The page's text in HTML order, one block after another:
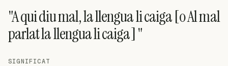
"A qui diu mal, la llengua li caiga [o Al mal
parlat la llengua li caiga] "
SIGNIFICAT